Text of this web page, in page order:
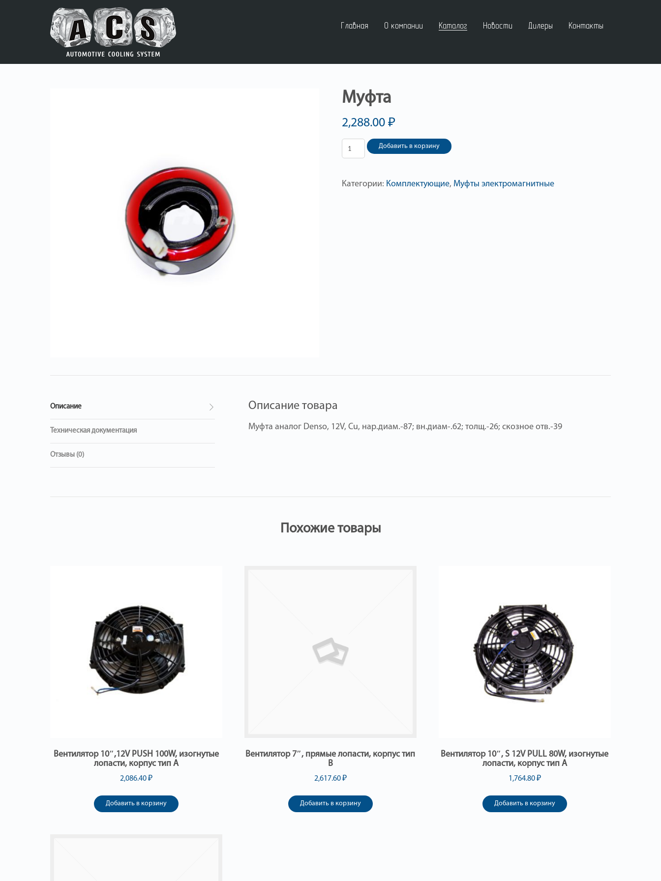
Главная О компании Каталог Новости Дилеры Контакты
Муфта
2,288.00 ₽
Добавить в корзину
Категории: Комплектующие, Муфты электромагнитные
Описание
Техническая документация
Отзывы (0)
Описание товара
Муфта аналог Denso, 12V, Cu, нар.диам.-87; вн.диам-.62; толщ.-26; скозное отв.-39
Похожие товары
Вентилятор 10″,12V PUSH 100W, изогнутые
лопасти, корпус тип А
2,086.40₽
Добавить в корзину
Вентилятор 7″, прямые лопасти, корпус тип
В
2,617.60₽
Добавить в корзину
Вентилятор 10″, S 12V PULL 80W, изогнутые
лопасти, корпус тип А
1,764.80₽
Добавить в корзину